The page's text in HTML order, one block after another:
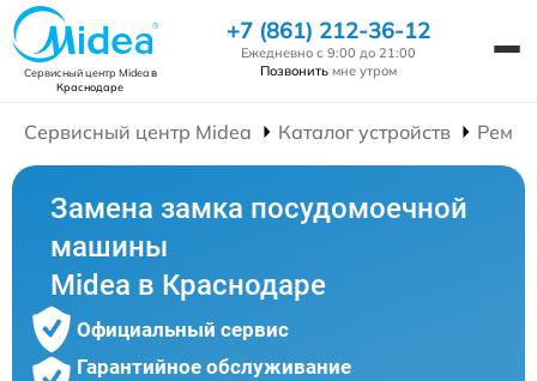
Сервисный центр Mideaв
Краснодаре
+7 (861) 212-36-12
Ежедневно с 9:00 до 21:00
Позвонить мне утром
Сервисный центр Midea Каталог устройств
Замена замка посудомоечной
машины
Midea в Краснодаре
Официальный сервис
Гарантийное обслуживание